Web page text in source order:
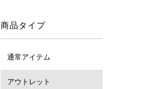
商品タイプ
通常アイテム
アウトレット